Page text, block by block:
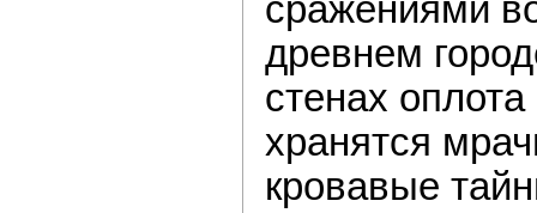
сражениями
древнем
стенах
хранятся
кровавые